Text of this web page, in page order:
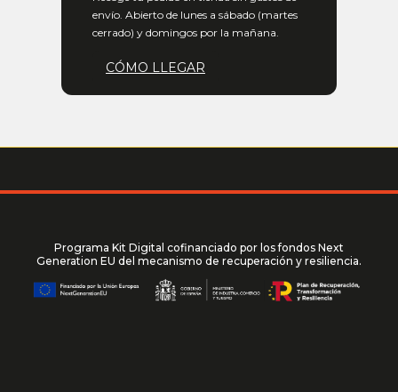
envío. Abierto de lunes a sábado (martes
cerrado) y domingos por la mañana.
CÓMO LLEGAR
Programa Kit Digital cofinanciado por los fondos Next
Generation EU del mecanismo de recuperación y resiliencia.